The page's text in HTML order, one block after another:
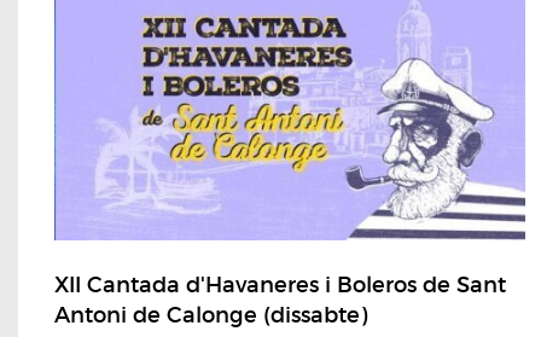
XII Cantada d'Havaneres i Boleros de Sant
Antoni de Calonge (dissabte)